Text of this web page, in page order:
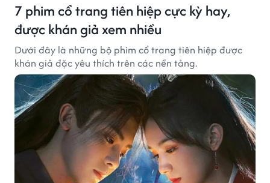
7 phim cổ trang tiên hiệp cực kỳ hay,
được khán giả xem nhiều
Dưới đây là những bộ phim cổ trang tiên hiệp được
khán giả đặc yêu thích trên các nền tảng.